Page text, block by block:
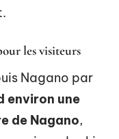
les visiteurs
Nagano par
environ une
de Nagano,